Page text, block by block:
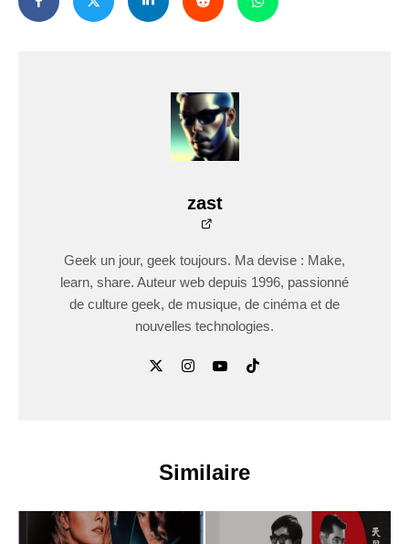
zast
Geek un jour, geek toujours. Ma devise : Make,
learn, share. Auteur web depuis 1996, passionné
de culture geek, de musique, de cinéma et de
nouvelles technologies.
Similaire